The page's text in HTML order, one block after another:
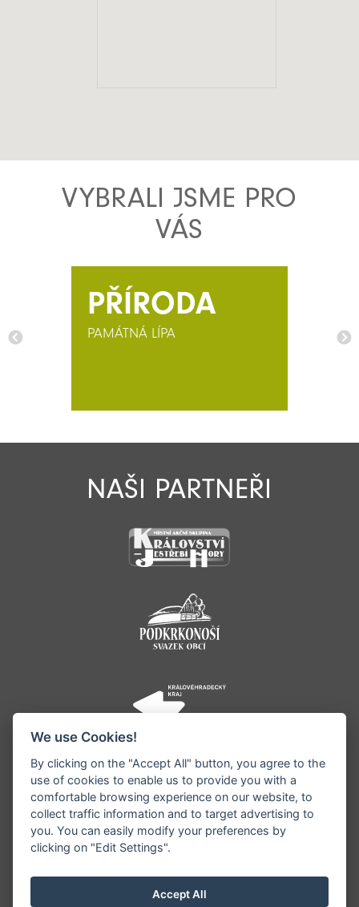
VYBRALI JSME PRO
VÁS
PŘÍRODA
PAMÁTNÁ LÍPA
NAŠI PARTNEŘI
©1996 - 2026 Všechna práva vyhrazena serveru
zveřejňovaných informací a vyhrazuje si právo
We use Cookies!
By clicking on the "Accept All" button, you agree to the
use of cookies to enable us to provide you with a
comfortable browsing experience on our website, to
collect traffic information and to target advertising to
you. You can easily modify your preferences by
clicking on "Edit Settings".
Accept All